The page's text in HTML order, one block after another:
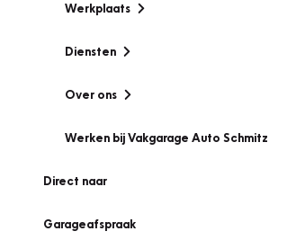
Werkplaats
Diensten
Over ons
Werken bij Vakgarage Auto Schmitz
Direct naar
Garageafspraak